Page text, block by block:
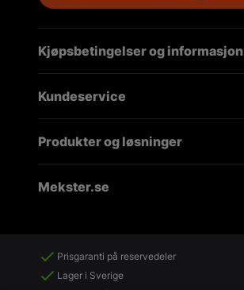
Kjøpsbetingelser og informasjon
Kundeservice
Produkter og løsninger
Mekster.se
Prisgaranti på reservedeler
Lager i Sverige